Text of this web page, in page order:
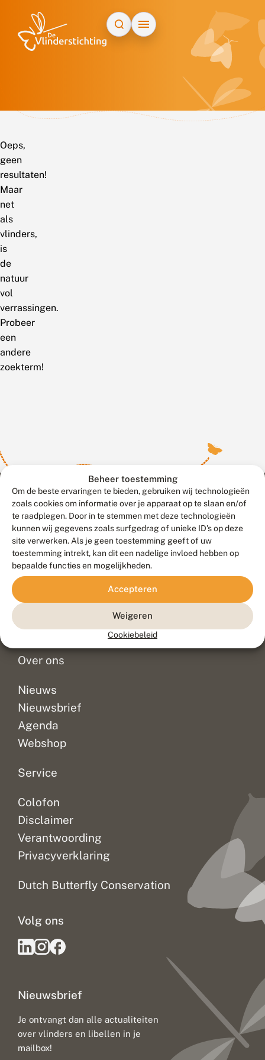
Beheer toestemming
Om de beste ervaringen te bieden, gebruiken wij technologieën
zoals cookies om informatie over je apparaat op te slaan en/of
te raadplegen. Door in te stemmen met deze technologieën
kunnen wij gegevens zoals surfgedrag of unieke ID's op deze
site verwerken. Als je geen toestemming geeft of uw
toestemming intrekt, kan dit een nadelige invloed hebben op
bepaalde functies en mogelijkheden.
Accepteren
Weigeren
Cookiebeleid
Oeps,
geen
resultaten!
Maar
net
als
vlinders,
is
de
natuur
vol
verrassingen.
Probeer
een
andere
zoekterm!
Contact
Veelgestelde vragen
Doneer
Over ons
Nieuws
Nieuwsbrief
Agenda
Webshop
Service
Colofon
Disclaimer
Verantwoording
Privacyverklaring
Dutch Butterfly Conservation
Nieuwsbrief
Je ontvangt dan alle actualiteiten
over vlinders en libellen in je
mailbox!
Volg ons
Meld waarnemingen© 2026 Vlinderstichting
Duurzaam ontwikkeld door
Go2People
, ontworpen door
Blue Field Agency
Privacy
Disclaimer
Sitemap